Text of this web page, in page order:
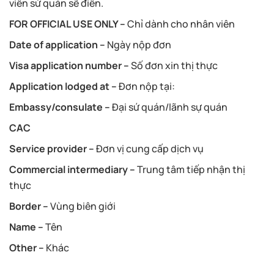
viên sứ quán sẽ điền.
FOR OFFICIAL USE ONLY –Chỉ dành cho nhân viên
Date of application – Ngày nộp đơn
Visa application number –Số đơn xin thị thực
Application lodged at –Đơn nộp tại:
Embassy/consulate –Đại sứ quán/lãnh sự quán
CAC
Service provider –Đơn vị cung cấp dịch vụ
Commercial intermediary –Trung tâm tiếp nhận thị
thực
Border –Vùng biên giới
Name –Tên
Other – Khác